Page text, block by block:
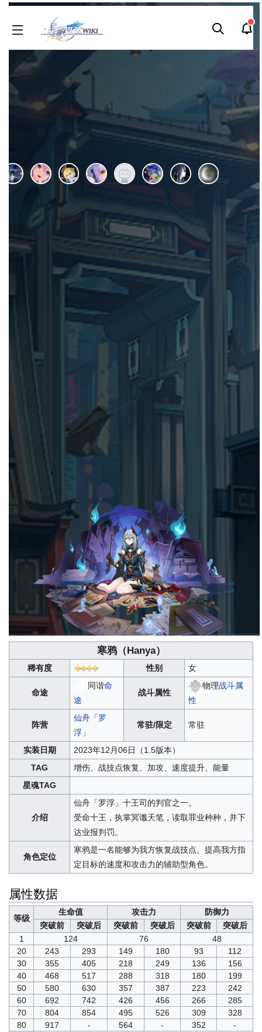
本WIKI由 于2021年10月05日申请开通。
，编辑权限开放。本WIKI仍在努力完善中，欢迎收藏。编辑组为
织
，欢迎各路能人异士加入。
免责声明
历 编
跳
到
跳
到
页面贡献者 :
角色图鉴
如果是第一次来，按"Ctrl+D"可以收藏随时查看更新~觉得WIKI
好玩的话，请推荐给朋友哦～(◕ω＜)☆
按右上角“WIKI功能→编辑”即可修改页面内容。
角色导航
角色总览
贺图视频
「以梦占判读魔阴身的罪业，便如触摸
带刺的荆棘，摸得多便不觉得疼。」
寒鸦（Hanya）
稀有度 性别 女
命途
同谐命
途
战斗属性
物理战斗属
性
阵营
仙舟「罗
浮」
常驻/限定 常驻
实装日期
2023年12月06日（1.5版本）
TAG
增伤、战技点恢复、加攻、速度提升、能量
星魂TAG
介绍
仙舟「罗浮」十王司的判官之一。
受命十王，执掌冥谶天笔，读取罪业种种，并下
达业报判罚。
角色定位
寒鸦是一名能够为我方恢复战技点、提高我方指
定目标的速度和攻击力的辅助型角色。
属性数据
等级
生命值 攻击力
防御力
突破前
突破后 突破前 突破后 突破前
突破后
1
124 76
48
20
243 293 149 180 93
112
30
355 405 218 249 136
156
40
468 517 288 318 180
199
50
580 630 357 387 223
242
60
692 742 426 456 266
285
70
804 854 495 526 309
328
80
917 - 564 - 352
-